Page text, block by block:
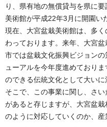
り、県有地の無償貸与を県に
美術館が平成22年3月に開園い
現在、大宮盆栽美術館は、多
わっております。来年、大宮
市では盆栽文化振興ビジョン
ューアルを今年度進めており
のできる伝統文化として大いに
そこで、この事業に関し、さ
があると存じますが、大宮盆
のように対応していくのか、産